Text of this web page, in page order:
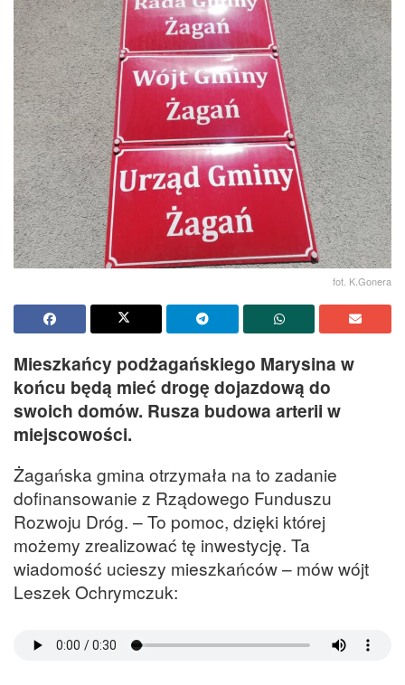
fot. K.Gonera
Mieszkańcy podżagańskiego Marysina w
końcu będą mieć drogę dojazdową do
swoich domów. Rusza budowa arterii w
miejscowości.
Żagańska gmina otrzymała na to zadanie
dofinansowanie z Rządowego Funduszu
Rozwoju Dróg. – To pomoc, dzięki której
możemy zrealizować tę inwestycję. Ta
wiadomość ucieszy mieszkańców – mów wójt
Leszek Ochrymczuk: